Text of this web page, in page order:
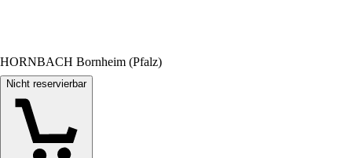
HORNBACH Bornheim (Pfalz)
Nicht reservierbar